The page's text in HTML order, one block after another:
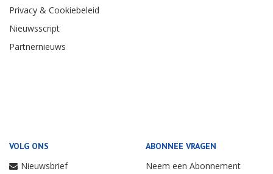
Privacy & Cookiebeleid
Nieuwsscript
Partnernieuws
VOLG ONS
Nieuwsbrief
ABONNEE VRAGEN
Neem een Abonnement